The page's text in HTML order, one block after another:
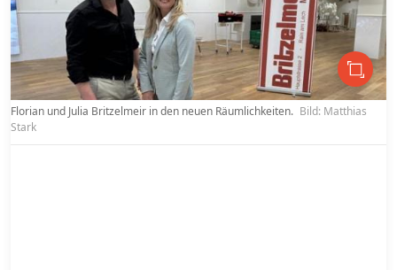
Florian und Julia Britzelmeir in den neuen Räumlichkeiten. Bild: Matthias
Stark